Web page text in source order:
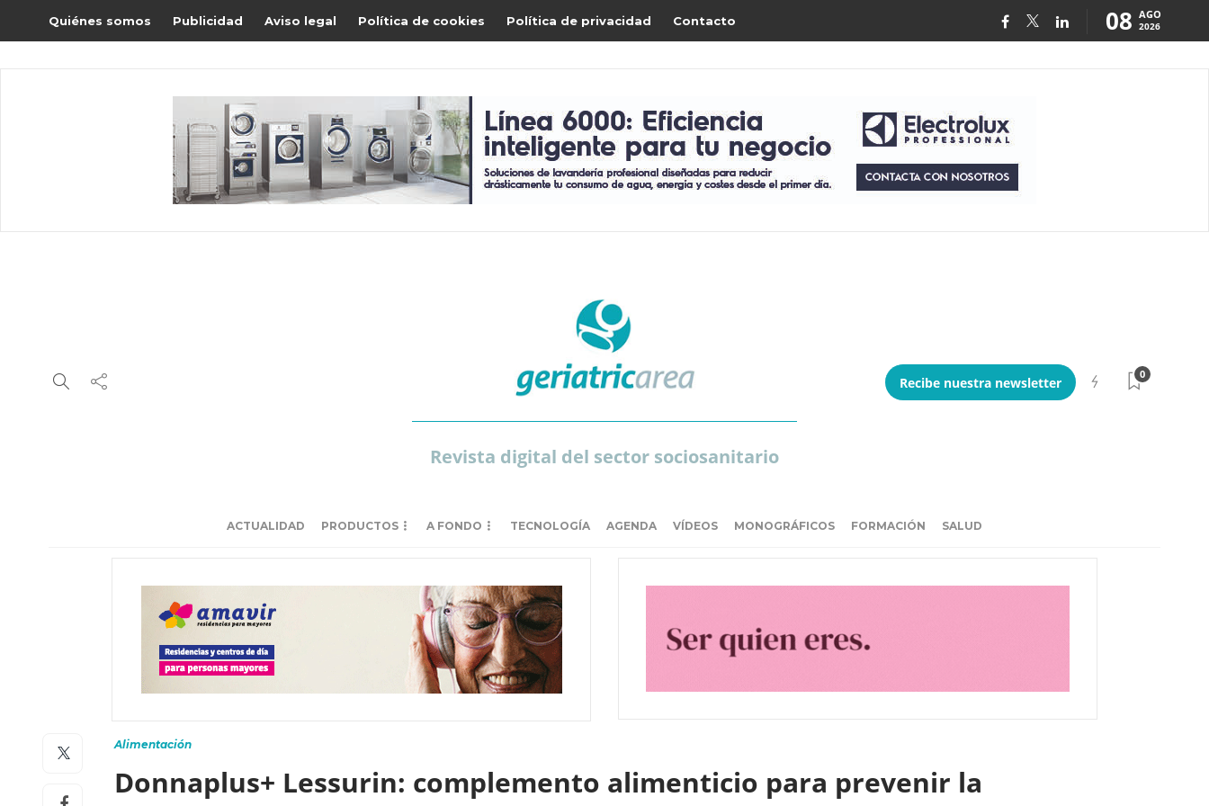
Quiénes somos Publicidad Aviso legal Política de cookies Política de privacidad Contacto 08 AGO
2026
Revista digital del sector sociosanitario
Recibe nuestra newsletter
0
ACTUALIDAD PRODUCTOS A FONDO TECNOLOGÍA AGENDA VÍDEOS MONOGRÁFICOS FORMACIÓN SALUD
Alimentación
Donnaplus+ Lessurin: complemento alimenticio para prevenir la